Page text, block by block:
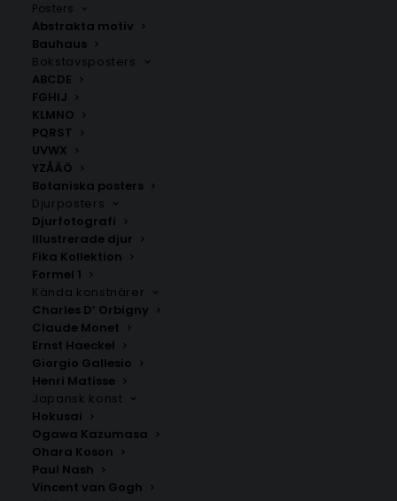
Posters
Abstrakta motiv
Bauhaus
Bokstavsposters
ABCDE
FGHIJ
KLMNO
PQRST
UVWX
YZÅÄÖ
Botaniska posters
Djurposters
Djurfotografi
Illustrerade djur
Fika Kollektion
Formel 1
Kända konstnärer
Charles D’ Orbigny
Claude Monet
Ernst Haeckel
Giorgio Gallesio
Henri Matisse
Japansk konst
Hokusai
Ogawa Kazumasa
Ohara Koson
Paul Nash
Vincent van Gogh
Pion med fjäril
Fr.99.00